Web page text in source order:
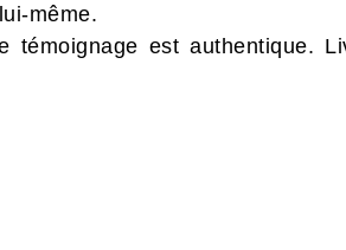
même.
est authentique.